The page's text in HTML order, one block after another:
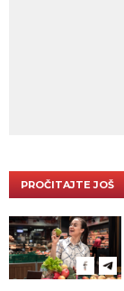
PROČITAJTE JOŠ